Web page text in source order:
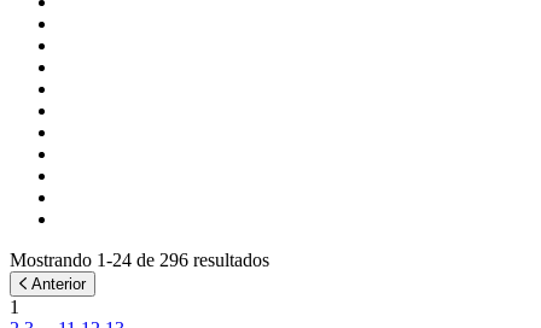
Mostrando 1-24 de 296 resultados
Anterior
1